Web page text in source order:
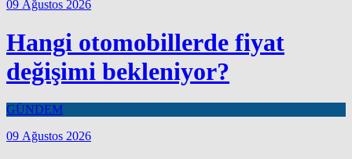
09 Ağustos 2026
Hangi otomobillerde fiyat
değişimi bekleniyor?
GÜNDEM
09 Ağustos 2026